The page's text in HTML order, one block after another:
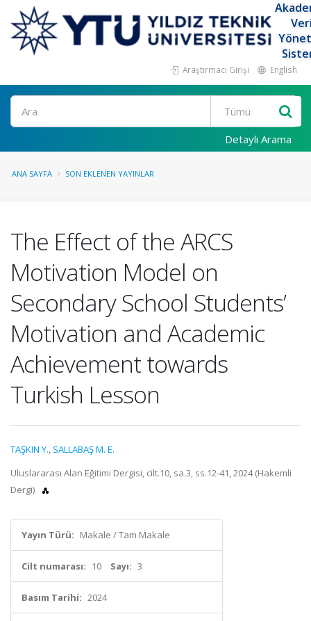
Araştırmacı Girişi English
Ara
Detaylı Arama
ANA SAYFA SON EKLENEN YAYINLAR
The Effect of the ARCS
Motivation Model on
Secondary School Students’
Motivation and Academic
Achievement towards
Turkish Lesson
TAŞKIN Y., SALLABAŞ M. E.
Uluslararası Alan Eğitimi Dergisi, cilt.10, sa.3, ss.12-41, 2024 (Hakemli
Dergi)
Yayın Türü: Makale / Tam Makale
Cilt numarası: 10 Sayı: 3
Basım Tarihi: 2024